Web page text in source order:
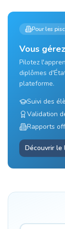
Pour les
Vous
Pilotez
diplômes
plateforme.
Suivi des
Validation
Rapports
Découvrir le